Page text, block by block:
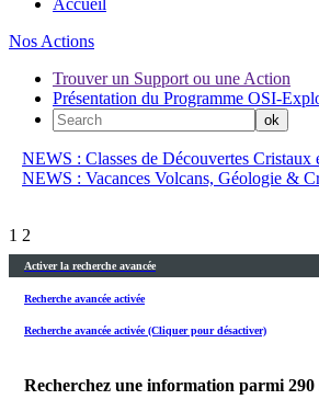
Accueil
Nos Actions
Trouver un Support ou une Action
Présentation du Programme OSI-
NEWS : Classes de Découvertes Cristaux
NEWS : Vacances Volcans, Géologie &
1 2
Activer la recherche avancée
Recherche avancée activée
Recherche avancée activée (Cliquer pour désactiver)
Recherchez une information parmi 290